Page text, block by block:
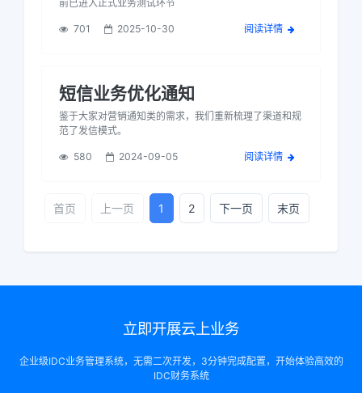
前已进入正式业务测试环节
701 2025-10-30 阅读详情
短信业务优化通知
鉴于大家对营销通知类的需求，我们重新梳理了渠道和规
范了发信模式。
580 2024-09-05 阅读详情
首页 上一页 1 2 下一页 末页
立即开展云上业务
企业级IDC业务管理系统，无需二次开发，3分钟完成配置，开始体验高效的
IDC财务系统